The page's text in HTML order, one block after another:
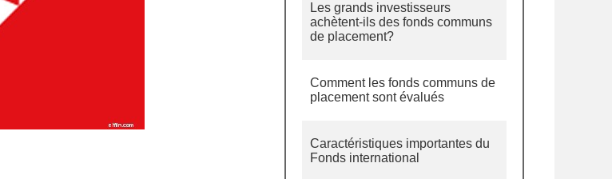
Les grands investisseurs
achètent-ils des fonds communs
de placement?
Comment les fonds communs de
placement sont évalués
Caractéristiques importantes du
Fonds international